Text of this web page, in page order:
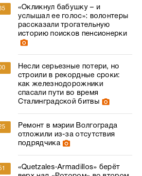
«Окликнул бабушку – и
услышал ее голос»: волонтеры
рассказали трогательную
историю поисков пенсионерки
Несли серьезные потери, но
строили в рекордные сроки:
как железнодорожники
спасали пути во время
Сталинградской битвы
Ремонт в мэрии Волгограда
отложили из-за отсутствия
подрядчика
«Quetzales‑Armadillos» берёт